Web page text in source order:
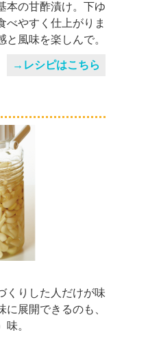
の
き
ょ
の
本の甘酢漬け。下ゆ
べやすく仕上がりま
風味を楽しんで。
→レシピはこちら
くりした人だけが味
展開できるのも、
。